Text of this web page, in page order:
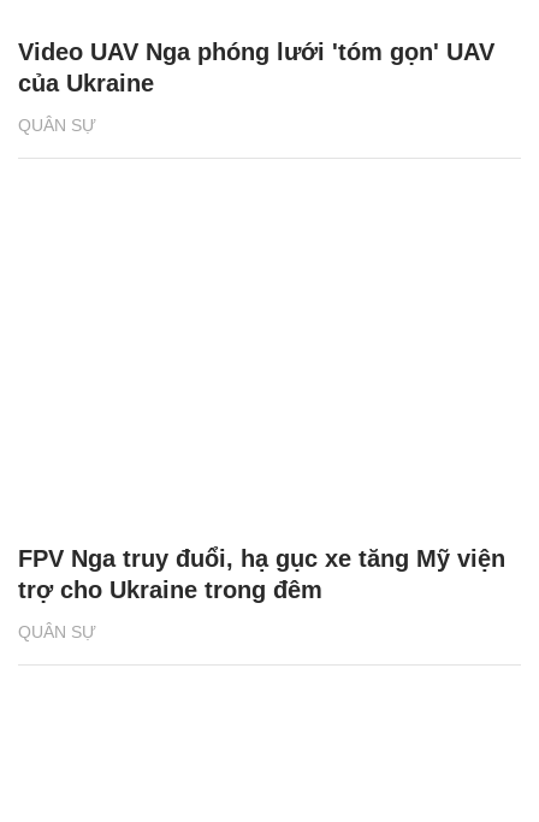
QUÂN SỰ
Video UAV Nga phóng lưới 'tóm gọn' UAV
của Ukraine
QUÂN SỰ
FPV Nga truy đuổi, hạ gục xe tăng Mỹ viện
trợ cho Ukraine trong đêm